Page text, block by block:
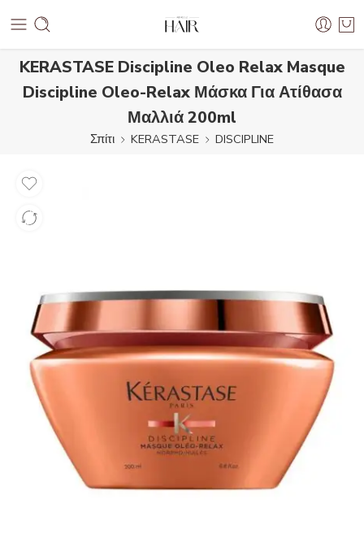
KERASTASE Discipline Oleo Relax Masque
Discipline Oleo-Relax Μάσκα Για Ατίθασα
Μαλλιά 200ml
Σπίτι KERASTASE DISCIPLINE